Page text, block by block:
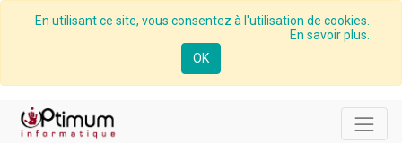
En utilisant ce site, vous consentez à l'utilisation de cookies.
En savoir plus.
OK